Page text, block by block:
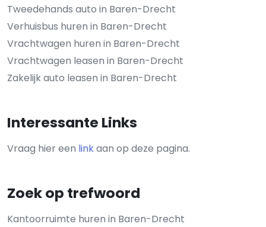
Tweedehands auto in Baren-Drecht
Verhuisbus huren in Baren-Drecht
Vrachtwagen huren in Baren-Drecht
Vrachtwagen leasen in Baren-Drecht
Zakelijk auto leasen in Baren-Drecht
Interessante Links
Vraag hier een linkaan op deze pagina.
Zoek op trefwoord
Kantoorruimte huren in Baren-Drecht